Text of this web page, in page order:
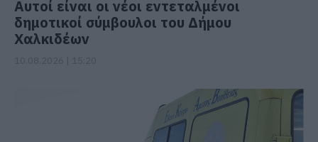
Αυτοί είναι οι νέοι εντεταλμένοι
δημοτικοί σύμβουλοι του Δήμου
Χαλκιδέων